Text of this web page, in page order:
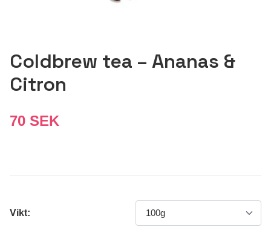
Coldbrew tea – Ananas &
Citron
70 SEK
Vikt: